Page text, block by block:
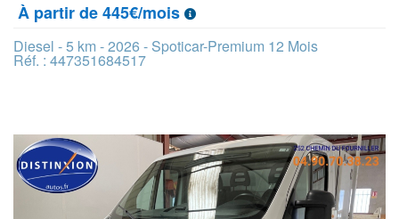
À partir de 445€/mois
Diesel - 5 km - 2026 - Spoticar-Premium 12 Mois
Réf. : 447351684517